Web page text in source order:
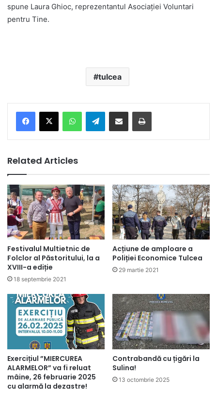
spune Laura Ghioc, reprezentantul Asociației Voluntari
pentru Tine.
tulcea
Telegram
Related Articles
Festivalul Multietnic de
Folclor al Păstoritului, la a
XVIII-a ediție
18 septembrie 2021
Acțiune de amploare a
Poliției Economice Tulcea
29 martie 2021
Exercițiul ”MIERCUREA
ALARMELOR” va fi reluat
mâine, 26 februarie 2025
cu alarmă la dezastre!
Contrabandă cu țigări la
Sulina!
13 octombrie 2025